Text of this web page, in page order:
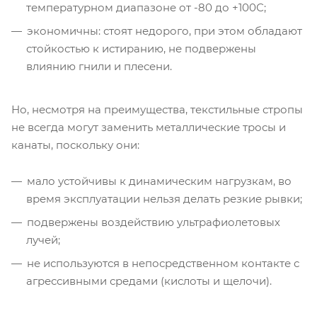
температурном диапазоне от -80 до +100С;
экономичны: стоят недорого, при этом обладают
стойкостью к истиранию, не подвержены
влиянию гнили и плесени.
Но, несмотря на преимущества, текстильные стропы
не всегда могут заменить металлические тросы и
канаты, поскольку они:
мало устойчивы к динамическим нагрузкам, во
время эксплуатации нельзя делать резкие рывки;
подвержены воздействию ультрафиолетовых
лучей;
не используются в непосредственном контакте с
агрессивными средами (кислоты и щелочи).